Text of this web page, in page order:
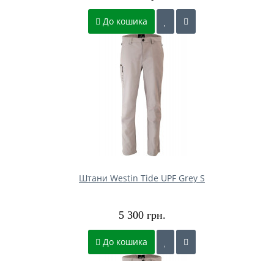
До кошика
Штани Westin Tide UPF Grey S
5 300 грн.
До кошика